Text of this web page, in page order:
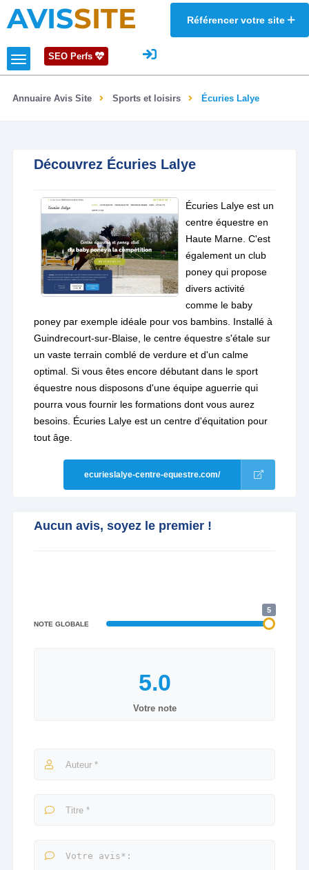
AVISSITE Référencer votre site
SEO Perfs
Annuaire Avis Site Sports et loisirs Écuries Lalye
Découvrez Écuries Lalye
Écuries Lalye est un
centre équestre en
Haute Marne. C'est
également un club
poney qui propose
divers activité
comme le baby
poney par exemple idéale pour vos bambins. Installé à
Guindrecourt-sur-Blaise, le centre équestre s'étale sur
un vaste terrain comblé de verdure et d'un calme
optimal. Si vous êtes encore débutant dans le sport
équestre nous disposons d'une équipe aguerrie qui
pourra vous fournir les formations dont vous aurez
besoins. Écuries Lalye est un centre d'équitation pour
tout âge.
ecurieslalye-centre-equestre.com/
Aucun avis, soyez le premier !
NOTE GLOBALE
5
Votre note